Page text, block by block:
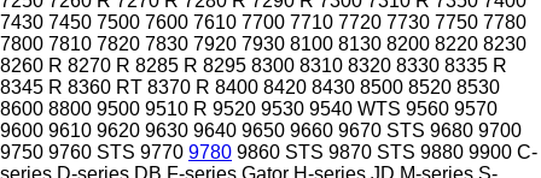
7430 7450 7500 7600 7610 7700 7710 7720 7730 7750 7780
7800 7810 7820 7830 7920 7930 8100 8130 8200 8220 8230
8260 R 8270 R 8285 R 8295 8300 8310 8320 8330 8335 R
8345 R 8360 RT 8370 R 8400 8420 8430 8500 8520 8530
8600 8800 9500 9510 R 9520 9530 9540 WTS 9560 9570
9600 9610 9620 9630 9640 9650 9660 9670 STS 9680 9700
9750 9760 STS 9770 9780 9860 STS 9870 STS 9880 9900 C-
series D-series DB F-series Gator H-series JD M-series S-